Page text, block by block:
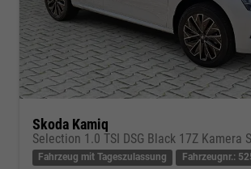
Skoda Kamiq
Selection 1.0 TSI DSG Black 17Z Kamera
Fahrzeug mit Tageszulassung Fahrzeugnr.: